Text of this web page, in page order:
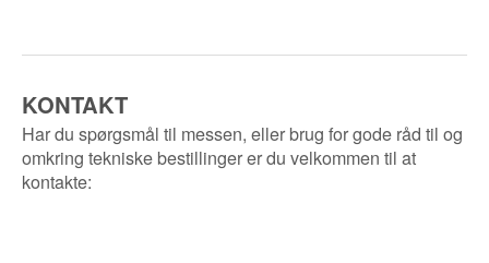
KONTAKT
Har du spørgsmål til messen, eller brug for gode råd til og
omkring tekniske bestillinger er du velkommen til at
kontakte: